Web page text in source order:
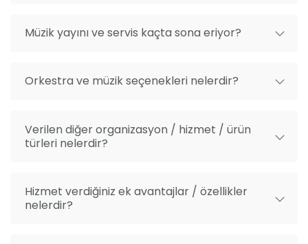
Müzik yayını ve servis kaçta sona eriyor?
Orkestra ve müzik seçenekleri nelerdir?
Verilen diğer organizasyon / hizmet / ürün
türleri nelerdir?
Hizmet verdiğiniz ek avantajlar / özellikler
nelerdir?